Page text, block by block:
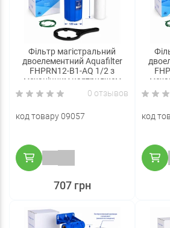
Фільтр магістральний
двоелементний Aquafilter
FHPRN12-B1-AQ 1/2 з
механічним картриджем
0 отзывов
код товару 09057
707 грн
код